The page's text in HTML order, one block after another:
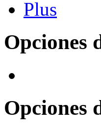
Opciones
Opciones